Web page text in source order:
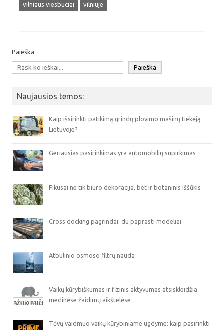
vilniaus viesbuciai
vilniuje
Paieška
Paieška
Naujausios temos:
Kaip išsirinkti patikimą grindų plovimo mašinų tiekėją
Lietuvoje?
Geriausias pasirinkimas yra automobilių supirkimas
Fikusai ne tik biuro dekoracija, bet ir botaninis iššūkis
Cross docking pagrindai: du paprasti modeliai
Atbulinio osmoso filtrų nauda
Vaikų kūrybiškumas ir fizinis aktyvumas atsiskleidžia
medinėse žaidimų aikštelėse
Tėvų vaidmuo vaikų kūrybiniame ugdyme: kaip pasirinkti